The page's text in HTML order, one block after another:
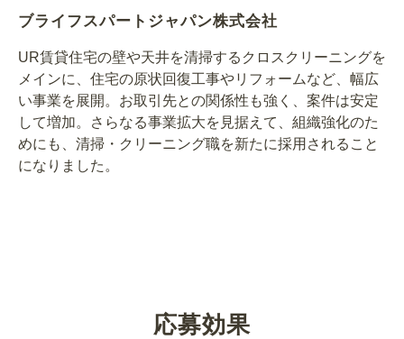
ブライフスパートジャパン株式会社
UR賃貸住宅の壁や天井を清掃するクロスクリーニングを
メインに、住宅の原状回復工事やリフォームなど、幅広
い事業を展開。お取引先との関係性も強く、案件は安定
して増加。さらなる事業拡大を見据えて、組織強化のた
めにも、清掃・クリーニング職を新たに採用されること
になりました。
応募効果